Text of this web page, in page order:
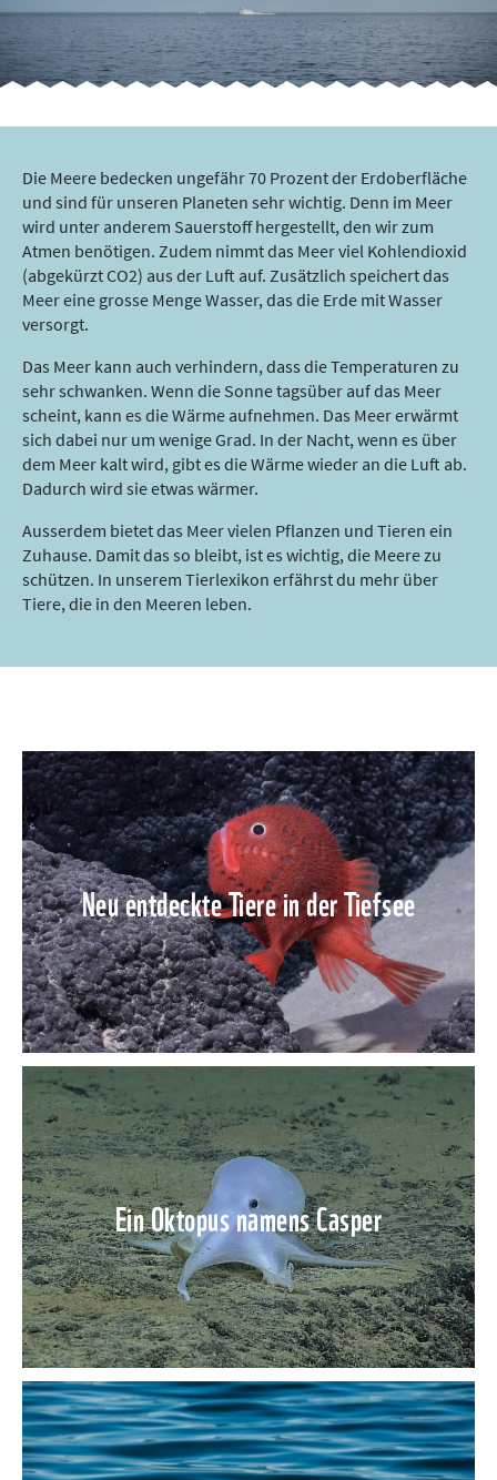
Die Meere bedecken ungefähr 70 Prozent der Erdoberfläche
und sind für unseren Planeten sehr wichtig. Denn im Meer
wird unter anderem Sauerstoff hergestellt, den wir zum
Atmen benötigen. Zudem nimmt das Meer viel Kohlendioxid
(abgekürzt CO2) aus der Luft auf. Zusätzlich speichert das
Meer eine grosse Menge Wasser, das die Erde mit Wasser
versorgt.
Das Meer kann auch verhindern, dass die Temperaturen zu
sehr schwanken. Wenn die Sonne tagsüber auf das Meer
scheint, kann es die Wärme aufnehmen. Das Meer erwärmt
sich dabei nur um wenige Grad. In der Nacht, wenn es über
dem Meer kalt wird, gibt es die Wärme wieder an die Luft ab.
Dadurch wird sie etwas wärmer.
Ausserdem bietet das Meer vielen Pflanzen und Tieren ein
Zuhause. Damit das so bleibt, ist es wichtig, die Meere zu
schützen. In unserem Tierlexikon erfährst du mehr über
Tiere, die in den Meeren leben.
Neu entdeckte Tiere in der Tiefsee
Ein Oktopus namens Casper